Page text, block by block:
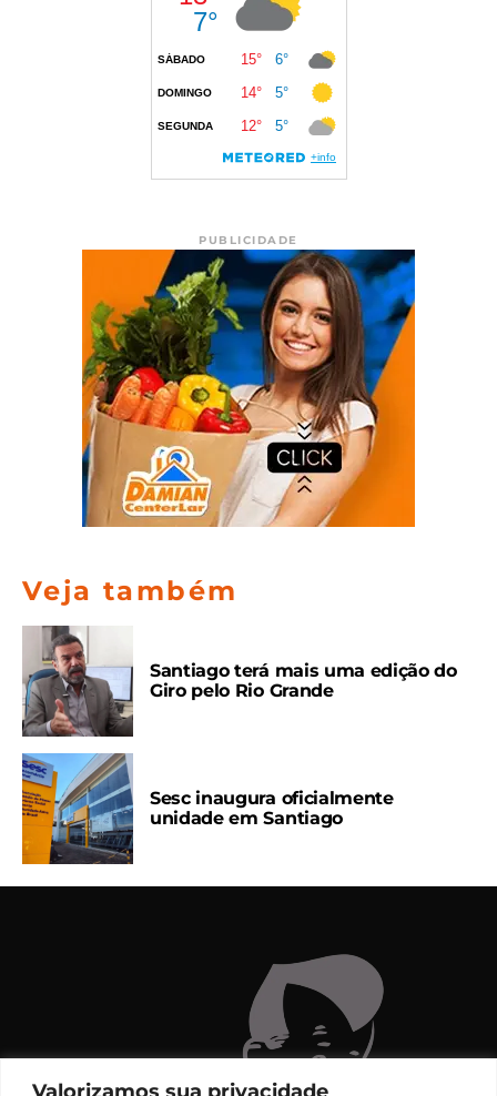
Valorizamos sua privacidade
PUBLICIDADE
Veja também
Santiago terá mais uma edição do
Giro pelo Rio Grande
Sesc inaugura oficialmente
unidade em Santiago